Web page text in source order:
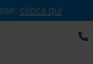
clicca qui